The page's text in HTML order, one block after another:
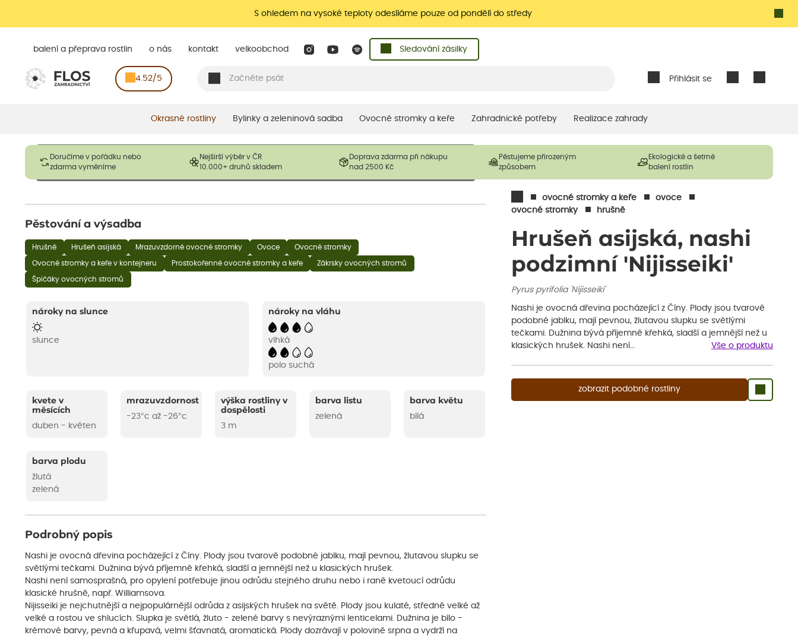
S ohledem na vysoké teploty odesíláme pouze od pondělí do středy
Přihlásit se
balení a přeprava rostlin o nás kontakt velkoobchod Sledování zásilky
4.52/5
Okrasné rostliny Bylinky a zeleninová sadba Ovocné stromky a keře Zahradnické potřeby Realizace zahrady
Doručíme v pořádku nebo
zdarma vyměníme
Nejširší výběr v ČR
10.000+ druhů skladem
Doprava zdarma při nákupu
nad 2500 Kč
Pěstujeme přirozeným
způsobem
Ekologické a šetrné
balení rostlin
ovocné stromky a keře
ovoce
ovocné stromky
hrušně
Hrušeň asijská, nashi
podzimní 'Nijisseiki'
Pyrus pyrifolia 'Nijisseiki'
Nashi je ovocná dřevina pocházející z Číny. Plody jsou tvarově
podobné jablku, mají pevnou, žlutavou slupku se světlými
tečkami. Dužnina bývá příjemně křehká, sladší a jemnější než u
klasických hrušek. Nashi není…
Vše o produktu
zobrazit podobné rostliny
Obrázky slouží pouze pro ilustrační účely a mají reprezentovat prodávané produkty. V závislosti na sezónnosti mohou být
opadavé rostliny dodávány v dormantním stavu a bez listů. Rostliny mohou být také sestřiženy níže, než je uvedená
Pěstování a výsadba
Hrušně Hrušeň asijská Mrazuvzdorné ovocné stromky Ovoce Ovocné stromky
Ovocné stromky a keře v kontejneru Prostokořenné ovocné stromky a keře Zákrsky ovocných stromů
Špičáky ovocných stromů
nároky na slunce
slunce
nároky na vláhu
vlhká
polo suchá
kvete v
měsících
duben - květen
mrazuvzdornost
-23°c až -26°c
výška rostliny v
dospělosti
3 m
barva listu
zelená
barva květu
bílá
barva plodu
žlutá
zelená
Podrobný popis
Nashi je ovocná dřevina pocházející z Číny. Plody jsou tvarově podobné jablku, mají pevnou, žlutavou slupku se
světlými tečkami. Dužnina bývá příjemně křehká, sladší a jemnější než u klasických hrušek.
Nashi není samosprašná, pro opylení potřebuje jinou odrůdu stejného druhu nebo i raně kvetoucí odrůdu
klasické hrušně, např. Williamsova.
Nijisseiki je nejchutnější a nejpopulárnější odrůda z asijských hrušek na světě. Plody jsou kulaté, středně velké až
velké a rostou ve shlucích. Slupka je světlá, žluto - zelené barvy s nevýraznými lenticelami. Dužnina je bílo -
krémové barvy, pevná a křupavá, velmi šťavnatá, aromatická. Plody dozrávají v polovině srpna a vydrží na